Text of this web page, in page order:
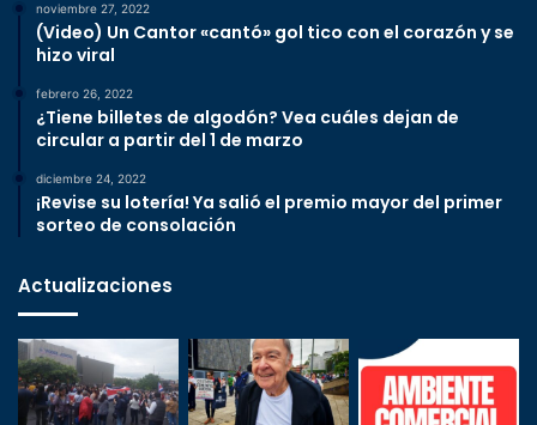
noviembre 27, 2022
(Video) Un Cantor «cantó» gol tico con el corazón y se
hizo viral
febrero 26, 2022
¿Tiene billetes de algodón? Vea cuáles dejan de
circular a partir del 1 de marzo
diciembre 24, 2022
¡Revise su lotería! Ya salió el premio mayor del primer
sorteo de consolación
Actualizaciones